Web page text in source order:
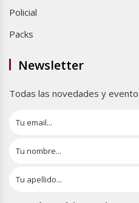
Policial
Packs
Newsletter
Todas las novedades y